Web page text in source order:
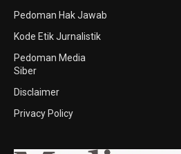
Pedoman Hak Jawab
Kode Etik Jurnalistik
Pedoman Media
Siber
Disclaimer
Privacy Policy